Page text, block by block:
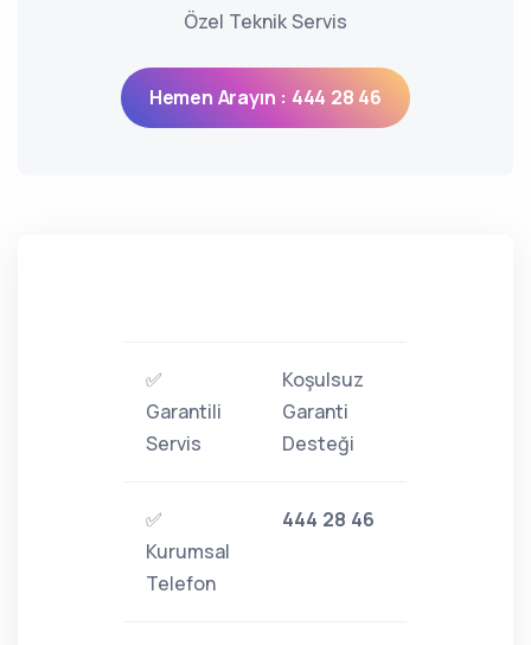
Özel Teknik Servis
Hemen Arayın : 444 28 46
✅
Garantili
Servis
Koşulsuz
Garanti
Desteği
✅
Kurumsal
Telefon
444 28 46